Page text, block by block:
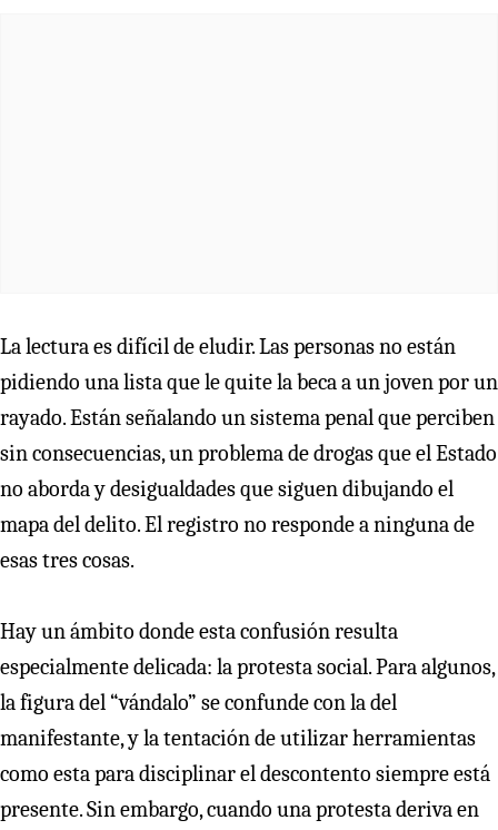
La lectura es difícil de eludir. Las personas no están
pidiendo una lista que le quite la beca a un joven por un
rayado. Están señalando un sistema penal que perciben
sin consecuencias, un problema de drogas que el Estado
no aborda y desigualdades que siguen dibujando el
mapa del delito. El registro no responde a ninguna de
esas tres cosas.
Hay un ámbito donde esta confusión resulta
especialmente delicada: la protesta social. Para algunos,
la figura del “vándalo” se confunde con la del
manifestante, y la tentación de utilizar herramientas
como esta para disciplinar el descontento siempre está
presente. Sin embargo, cuando una protesta deriva en